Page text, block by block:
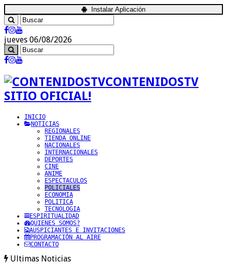
Instalar Aplicación
jueves 06/08/2026
CONTENIDOSTV
SITIO OFICIAL!
INICIO
NOTICIAS
REGIONALES
TIENDA ONLINE
NACIONALES
INTERNACIONALES
DEPORTES
CINE
ANIME
ESPECTACULOS
POLICIALES
ECONOMIA
POLITICA
TECNOLOGIA
ESPIRITUALIDAD
QUIENES SOMOS?
AUSPICIANTES E INVITACIONES
PROGRAMACIÓN AL AIRE
CONTACTO
Ultimas Noticias